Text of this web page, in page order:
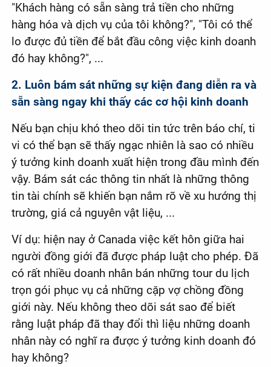
"Khách hàng có sẵn sàng trả tiền cho những
hàng hóa và dịch vụ của tôi không?", "Tôi có thể
lo được đủ tiền để bắt đầu công việc kinh doanh
đó hay không?", ...
2. Luôn bám sát những sự kiện đang diễn ra và
sẵn sàng ngay khi thấy các cơ hội kinh doanh
Nếu bạn chịu khó theo dõi tin tức trên báo chí, ti
vi có thể bạn sẽ thấy ngạc nhiên là sao có nhiều
ý tưởng kinh doanh xuất hiện trong đầu mình đến
vậy. Bám sát các thông tin nhất là những thông
tin tài chính sẽ khiến bạn nắm rõ về xu hướng thị
trường, giá cả nguyên vật liệu, ...
Ví dụ: hiện nay ở Canada việc kết hôn giữa hai
người đồng giới đã được pháp luật cho phép. Đã
có rất nhiều doanh nhân bán những tour du lịch
trọn gói phục vụ cả những cặp vợ chồng đồng
giới này. Nếu không theo dõi sát sao để biết
rằng luật pháp đã thay đổi thì liệu những doanh
nhân này có nghĩ ra được ý tưởng kinh doanh đó
hay không?